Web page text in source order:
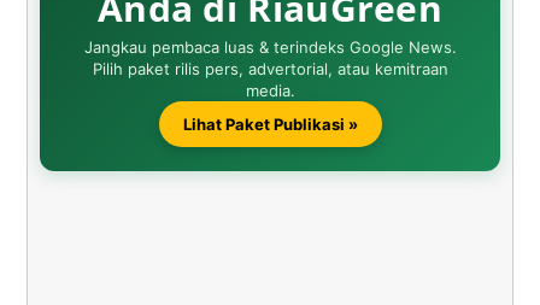
Jangkau pembaca luas & terindeks Google News.
Pilih paket rilis pers, advertorial, atau kemitraan
media.
Lihat Paket Publikasi »